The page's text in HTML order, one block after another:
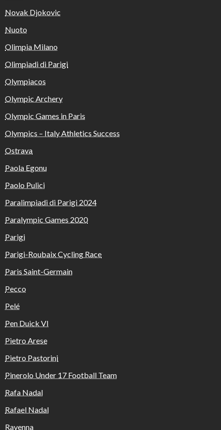
Novak Djokovic
Nuoto
Olimpia Milano
Olimpiadi di Parigi
Olympiacos
Olympic Archery
Olympic Games in Paris
Olympics – Italy Athletics Success
Ostrava
Paola Egonu
Paolo Pulici
Paralimpiadi di Parigi 2024
Paralympic Games 2020
Parigi
Parigi-Roubaix Cycling Race
Paris Saint-Germain
Pecco
Pelé
Pen Duick VI
Pietro Arese
Pietro Pastorini
Pinerolo Under 17 Football Team
Rafa Nadal
Rafael Nadal
Ravenna